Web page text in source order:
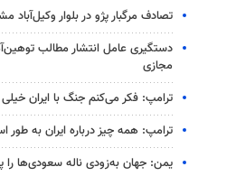
تصادف مرگبار پژو در بلوار وکیل‌آباد
دستگیری عامل انتشار مطالب
مجازی
ترامپ: فکر می‌کنم جنگ با ایران خیلی
ترامپ: همه چیز درباره ایران به
یمن: جهان به‌زودی ناله سعودی‌ها را